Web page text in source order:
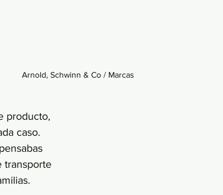
Arnold, Schwinn & Co / Marcas
producto,
caso.
transporte